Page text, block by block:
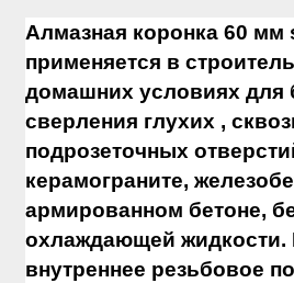
Алмазная коронка 60 мм
применяется в
домашних условиях для
сверления глухих ,
подрозеточных
керамограните,
армированном бетоне,
охлаждающей жидкости.
внутреннее резьбовое